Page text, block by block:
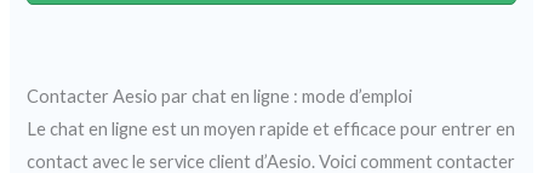
Contacter Aesio par chat en ligne : mode d’emploi
Le chat en ligne est un moyen rapide et efficace pour entrer en
contact avec le service client d’Aesio. Voici comment contacter